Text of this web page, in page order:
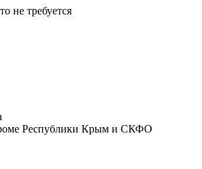
не требуется
Республики Крым и СКФО